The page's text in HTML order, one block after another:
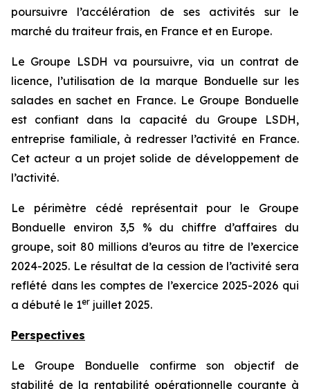
poursuivre l’accélération de ses activités sur le
marché du traiteur frais, en France et en Europe.
Le Groupe LSDH va poursuivre, via un contrat de
licence, l’utilisation de la marque Bonduelle sur les
salades en sachet en France. Le Groupe Bonduelle
est confiant dans la capacité du Groupe LSDH,
entreprise familiale, à redresser l’activité en France.
Cet acteur a un projet solide de développement de
l’activité.
Le périmètre cédé représentait pour le Groupe
Bonduelle environ 3,5 % du chiffre d’affaires du
groupe, soit 80 millions d’euros au titre de l’exercice
2024-2025. Le résultat de la cession de l’activité sera
reflété dans les comptes de l’exercice 2025-2026 qui
a débuté le 1er juillet 2025.
Perspectives
Le Groupe Bonduelle confirme son objectif de
stabilité de la rentabilité opérationnelle courante à